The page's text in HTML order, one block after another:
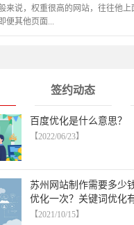
说，权重很高的网站，往往他上
便其他页面...
签约动态
百度优化是什么意思？
【2022/06/23】
苏州网站制作需要多少
优化一次？关键词优化
【2021/10/15】